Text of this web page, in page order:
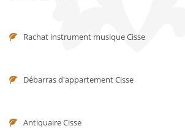
Rachat instrument musique Cisse
Débarras d'appartement Cisse
Antiquaire Cisse